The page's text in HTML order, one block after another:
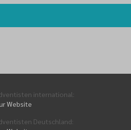
international:
Website
Deutschland: